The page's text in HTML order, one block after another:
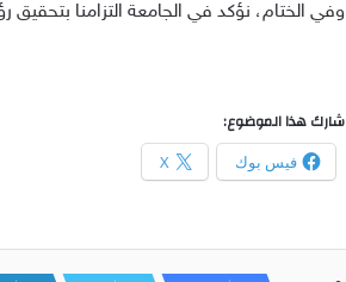
وفي الختام، نؤكد في الجامعة التزامنا بتحقيق رؤية 2030، لنحقق رؤية وطن قائدها وملهمها صاحب السمو الملكي الأمير محمد بن سلمان
شارك هذا الموضوع:
فيس بوك X